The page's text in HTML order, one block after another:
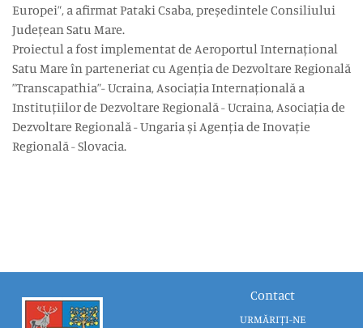
Europei”, a afirmat Pataki Csaba, președintele Consiliului
Județean Satu Mare.
Proiectul a fost implementat de Aeroportul Internațional
Satu Mare în parteneriat cu Agenția de Dezvoltare Regională
”Transcapathia”- Ucraina, Asociația Internațională a
Instituțiilor de Dezvoltare Regională - Ucraina, Asociația de
Dezvoltare Regională - Ungaria și Agenția de Inovație
Regională - Slovacia.
Contact
URMĂRIȚI-NE